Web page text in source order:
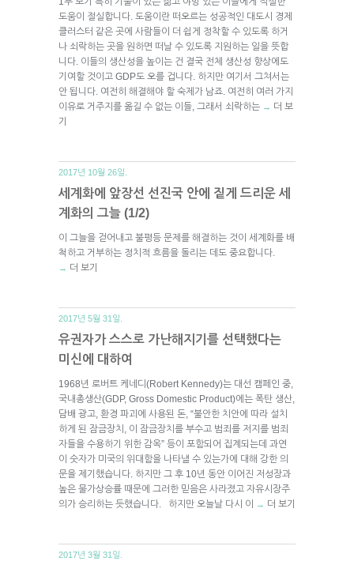
도움이 절실합니다. 도움이란 떠오르는 성공적인 대도시 경제
클러스터 같은 곳에 사람들이 더 쉽게 정착할 수 있도록 하거
나 쇠락하는 곳을 원하면 떠날 수 있도록 지원하는 일을 뜻합
니다. 이들의 생산성을 높이는 건 결국 전체 생산성 향상에도
기여할 것이고 GDP도 오를 겁니다. 하지만 여기서 그쳐서는
안 됩니다. 여전히 해결해야 할 숙제가 남죠. 여전히 여러 가지
이유로 거주지를 옮길 수 없는 이들, 그래서 쇠락하는 → 더 보
기
2017년 10월 26일.
세계화에 앞장선 선진국 안에 짙게 드리운 세
계화의 그늘 (1/2)
이 그늘을 걷어내고 불평등 문제를 해결하는 것이 세계화를 배
척하고 거부하는 정치적 흐름을 돌리는 데도 중요합니다.
→ 더 보기
2017년 5월 31일.
유권자가 스스로 가난해지기를 선택했다는
미신에 대하여
1968년 로버트 케네디(Robert Kennedy)는 대선 캠페인 중,
국내총생산(GDP, Gross Domestic Product)에는 폭탄 생산,
담배 광고, 환경 파괴에 사용된 돈, “불안한 치안에 따라 설치
하게 된 잠금장치, 이 잠금장치를 부수고 범죄를 저지를 범죄
자들을 수용하기 위한 감옥” 등이 포함되어 집계되는데 과연
이 숫자가 미국의 위대함을 나타낼 수 있는가에 대해 강한 의
문을 제기했습니다. 하지만 그 후 10년 동안 이어진 저성장과
높은 물가상승률 때문에 그러한 믿음은 사라졌고 자유시장주
의가 승리하는 듯했습니다. 하지만 오늘날 다시 이
→ 더 보기
2017년 3월 31일.